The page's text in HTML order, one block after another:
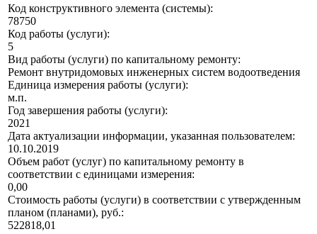
Код конструктивного элемента (системы):
78750
Код работы (услуги):
5
Вид работы (услуги) по капитальному ремонту:
Ремонт внутридомовых инженерных систем водоотведения
Единица измерения работы (услуги):
м.п.
Год завершения работы (услуги):
2021
Дата актуализации информации, указанная пользователем:
10.10.2019
Объем работ (услуг) по капитальному ремонту в
соответствии с единицами измерения:
0,00
Стоимость работы (услуги) в соответствии с утвержденным
планом (планами), руб.:
522818,01